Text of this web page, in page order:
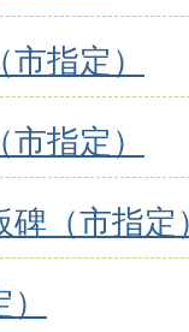
指定）
指定）
碑（市指定